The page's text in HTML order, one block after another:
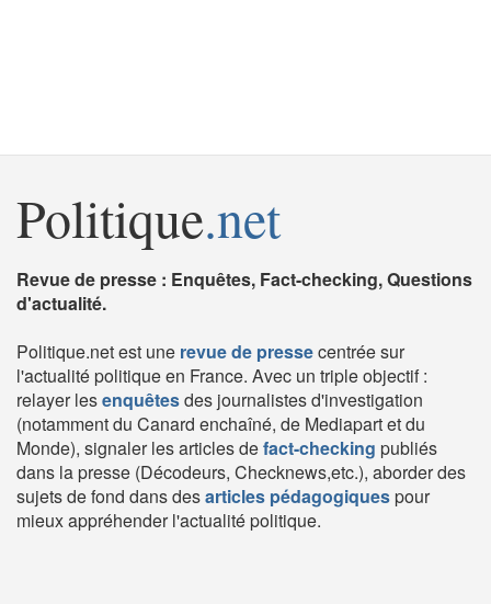
Politique.net
Revue de presse : Enquêtes, Fact-checking, Questions
d'actualité.
Politique.net est une revue de pressecentrée sur
l'actualité politique en France. Avec un triple objectif :
relayer lesenquêtesdes journalistes d'investigation
(notamment du Canard enchaîné, de Mediapart et du
Monde), signaler les articles defact-checking publiés
dans la presse (Décodeurs, Checknews,etc.), aborder des
sujets de fond dans desarticles pédagogiquespour
mieux appréhender l'actualité politique.